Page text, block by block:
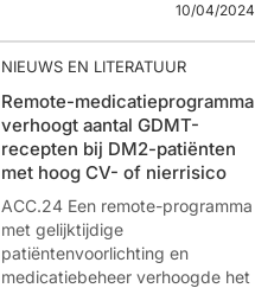
rosuvastatine zonder recept.
Deze therapie was in het
algemeen veilig en leidde tot
Outcomes After Technology
Assisted Nonprescription
Rosuvastatin Administration:
The TACTiC Trial
Nieuws - 10 apr. 2024
Gepresenteerd bij de ACC.24
10/04/2024
NIEUWS EN LITERATUUR
Remote-medicatieprogramma
verhoogt aantal GDMT-
recepten bij DM2-patiënten
met hoog CV- of nierrisico
ACC.24 Een remote-programma
met gelijktijdige
patiëntenvoorlichting en
medicatiebeheer verhoogde het